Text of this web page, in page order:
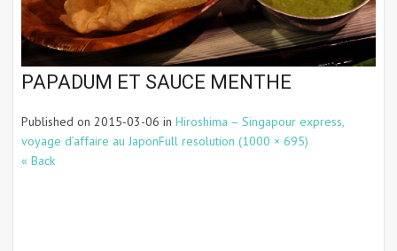
PAPADUM ET SAUCE MENTHE
Published on 2015-03-06 in Hiroshima – Singapour express,
voyage d’affaire au JaponFull resolution (1000 × 695)
« Back